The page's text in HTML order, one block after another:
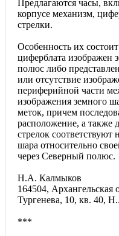
Предлагаются часы,
корпусе механизм,
стрелки.
Особенность их
циферблата изображен
полюс либо
или отсутствие
периферийной части
изображения земного
меток, причем
расположение, а также
стрелок
шара относительно
через Северный полюс.
Н.А. Калмыков
164504, Архангельская
Тургенева, 10, кв. 40,
***